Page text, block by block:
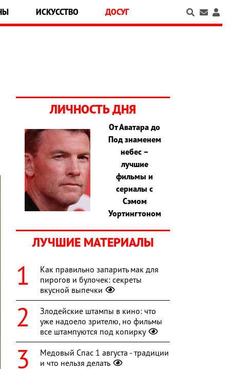
ИСКУССТВО ДОСУГ
ЛИЧНОСТЬ ДНЯ
От Аватара до
Под знаменем
небес –
лучшие
фильмы и
сериалы с
Сэмом
Уортингтоном
ЛУЧШИЕ МАТЕРИАЛЫ
Как правильно запарить мак для
пирогов и булочек: секреты
вкусной выпечки
Злодейские штампы в кино: что
уже надоело зрителю, но фильмы
все штампуются под копирку
Медовый Спас 1 августа - традиции
и что нельзя делать